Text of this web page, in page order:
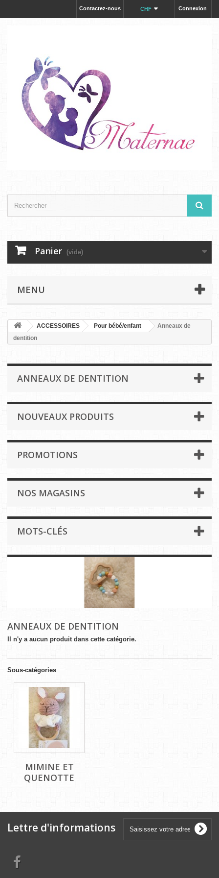
Connexion
CHF
Contactez-nous
Panier (vide)
MENU
ACCESSOIRES Pour bébé/enfant
Anneaux de
dentition
ANNEAUX DE DENTITION
NOUVEAUX PRODUITS
PROMOTIONS
NOS MAGASINS
MOTS-CLÉS
ANNEAUX DE DENTITION
Il n'y a aucun produit dans cette catégorie.
Sous-catégories
MIMINE ET
QUENOTTE
Lettre d'informations